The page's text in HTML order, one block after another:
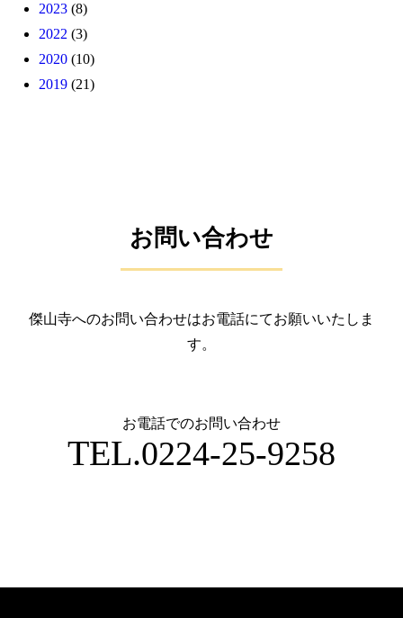
2023 (8)
2022 (3)
2020 (10)
2019 (21)
お問い合わせ
傑山寺へのお問い合わせはお電話にてお願いいたしま
す。
お電話でのお問い合わせ
TEL.0224-25-9258